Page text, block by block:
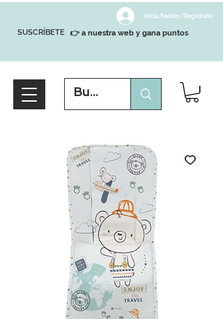
SUSCRÍBETE
Inicia Sesión/Regístrate
👉 a nuestra web y gana puntos